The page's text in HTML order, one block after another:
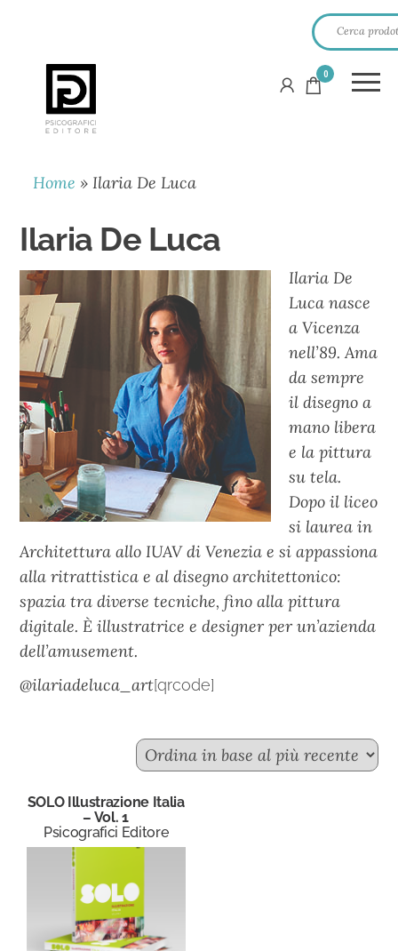
PSICOGRAFICI
EDITORE
0
Home »Ilaria De Luca
Ilaria De Luca
Ilaria De
Luca nasce
a Vicenza
nell’89. Ama
da sempre
il disegno a
mano libera
e la pittura
su tela.
Dopo il liceo
si laurea in
Architettura allo IUAV di Venezia e si appassiona
alla ritrattistica e al disegno architettonico:
spazia tra diverse tecniche, fino alla pittura
digitale. È illustratrice e designer per un’azienda
dell’amusement.
@ilariadeluca_art[qrcode]
SOLO Illustrazione Italia
– Vol. 1
Psicografici Editore